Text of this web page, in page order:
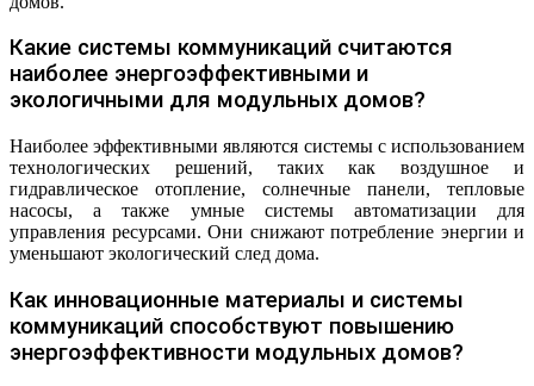
Какие системы коммуникаций считаются
наиболее энергоэффективными и
экологичными для модульных домов?
Наиболее эффективными являются системы с использованием
технологических решений, таких как воздушное и
гидравлическое отопление, солнечные панели, тепловые
насосы, а также умные системы автоматизации для
управления ресурсами. Они снижают потребление энергии и
уменьшают экологический след дома.
Как инновационные материалы и системы
коммуникаций способствуют повышению
энергоэффективности модульных домов?